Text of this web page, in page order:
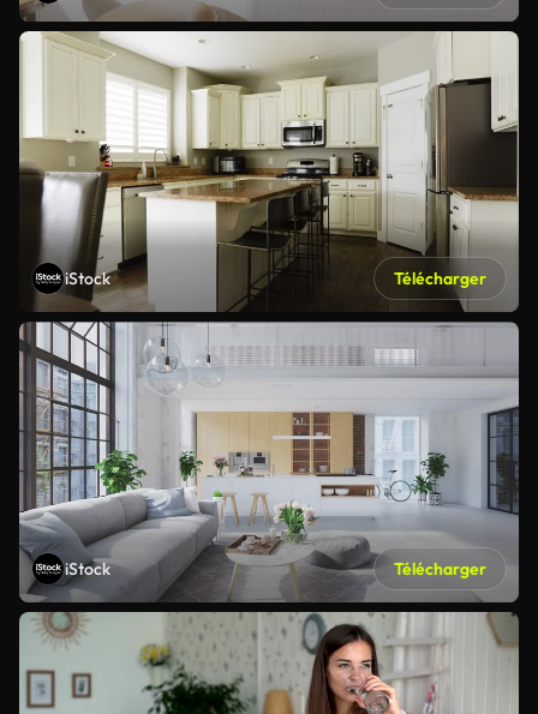
iStock Télécharger
iStock Télécharger